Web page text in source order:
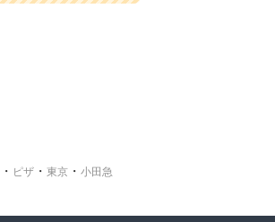
・ ピザ ・ 東京 ・ 小田急